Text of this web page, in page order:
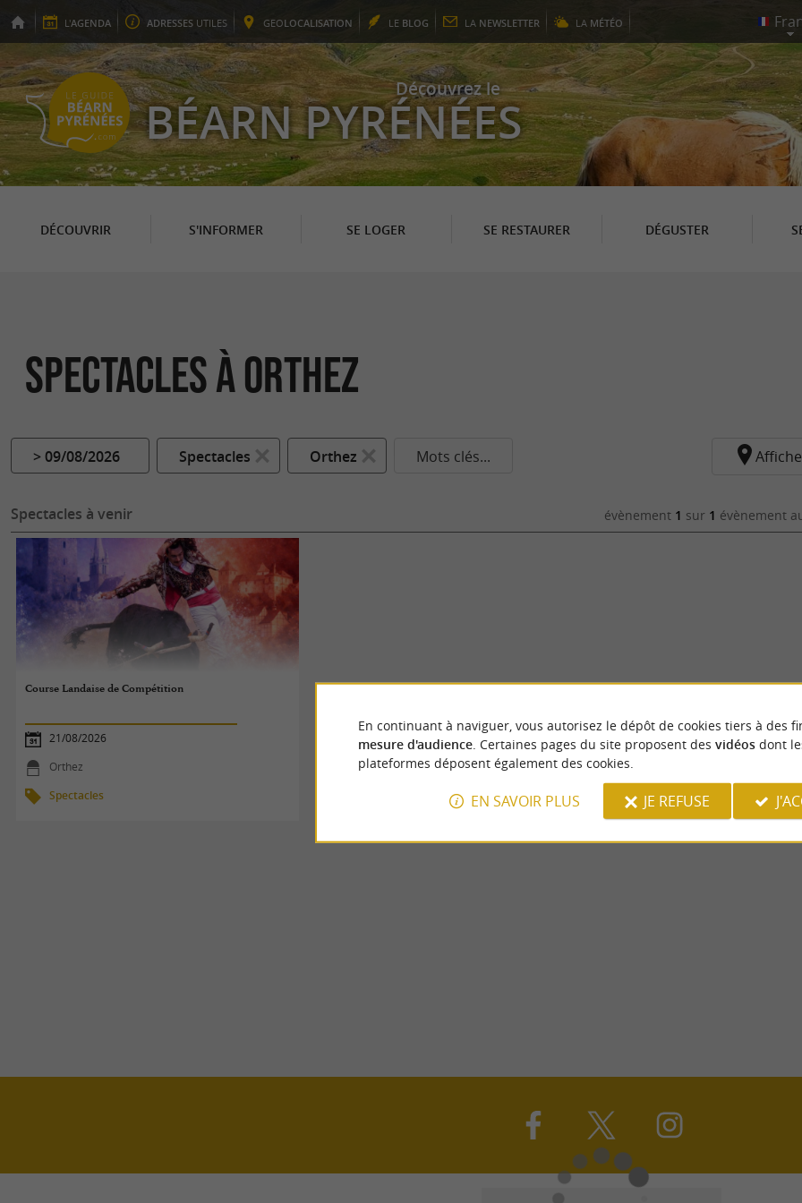
L'AGENDA ADRESSES UTILES GEOLOCALISATION LE BLOG LA NEWSLETTER LA MÉTÉO
Découvrez le
BÉARN PYRÉNÉES
DÉCOUVRIR S'INFORMER SE LOGER SE RESTAURER DÉGUSTER
Spectacles à Orthez
> 09/08/2026 Spectacles Orthez Mots clés...
Spectacles à venir évènement 1 sur 1 évènement
Course Landaise de Compétition
21/08/2026
Orthez
Spectacles
En continuant à naviguer, vous autorisez le dépôt de cookies tiers à des
mesure d'audience. Certaines pages du site proposent des vidéosdont
plateformes déposent également des cookies.
EN SAVOIR PLUS JE REFUSE